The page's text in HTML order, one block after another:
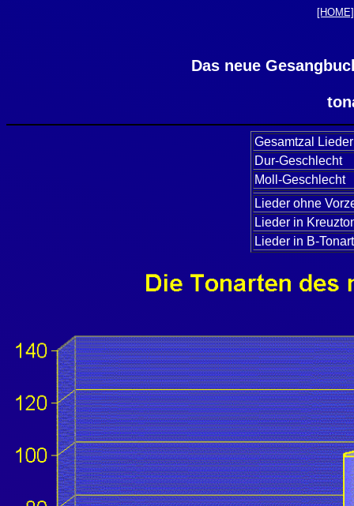
Das neue
Gesamtzal
Dur-Geschlecht
Moll-Geschlecht
Lieder ohne
Lieder in
Lieder in B-